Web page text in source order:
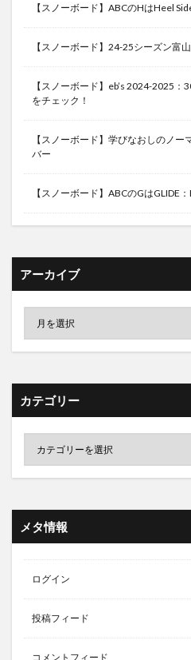
【スノーボード】ABCのHはHeel
【スノーボード】24-25シーズン富
【スノーボード】eb’s 2024-2025：
をチェック！
【スノーボード】学びなおしのノ
バー
【スノーボード】ABCのGはGLIDE
アーカイブ
カテゴリー
メタ情報
ログイン
投稿フィード
コメントフィード